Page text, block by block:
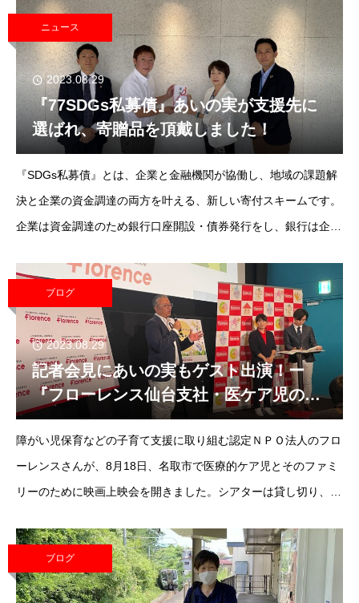
レや痰が出やすくなりま
ニュース
2023.08.29
『77SDGs私募債』あいの実が支援先に
選ばれ、寄贈品を頂戴しました！
『SDGs私募債』とは、企業と金融機関が協働し、地域の課題解
決と企業の資金調達の両方を叶える、新しい寄付スキームです。
企業は資金調達のため銀行口座開設・債券発行をし、銀行は企業
企業であるトラスト（株）様と七十七銀
ブログ
2023.08.29
記者会見にあいの実もゲスト出演！ー
『フローレンス仙台支社・医ケア児のた
めの映画鑑賞会』
障がい児保育などの子育て支援に取り組む認定ＮＰＯ法人のフロ
ーレンスさんが、8月18日、名取市で医療的ケア児とそのファミ
リーのために映画上映会を開きました。シアターは貸し切り、音
した上映会でした。上映後の記者会見では、あい
ブログ